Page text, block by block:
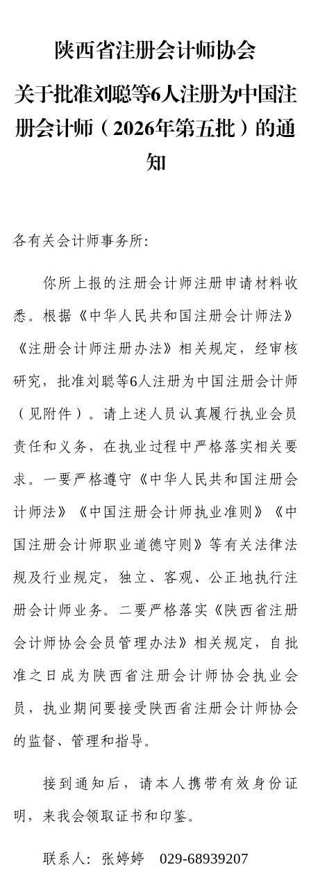
陕西省注册会计师协会
关于批准刘聪等6人注册为中国注
册会计师 （ 2026年第五批） 的通
知
各有关会计师事务所：
你 所 上 报的注 册会计师注册申请材料收
悉。根据 《 中华人民共和国 注册会计师法》
《注册会计师注册办法》相关规定 ， 经审核
研究， 批准刘聪等6 人注册为中国注册会计师
（见附件） 。 请上述人员 认真履行执业会员
责任和义务，在执业过程中严格落实相关要
求。 一要严格遵守《中华人民共和国注册会
计师法》《中国注册会计师执业准则》《 中
国注册会计师职业道德守则 》等有关法律法
规及行业规定，独立、客观、公正地执行注
册会计师业务。 二要 严格落实 《陕西省注册
会计师协会会员管理办法》 相关 规定，自批
准之日成为陕西省注册会计师协会执业会
员，执业期间要接受陕西省注册会计师协会
的监督、管理和指导。
接到通知后，请 本人携带有效身份证
明 ，来我会领取证书和印鉴。
联系人： 张婷婷 029-68939207